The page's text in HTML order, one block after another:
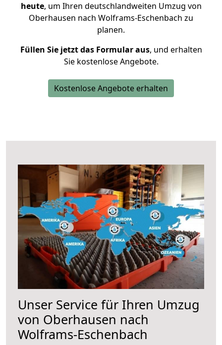
heute, um Ihren deutschlandweiten Umzug von
Oberhausen nach Wolframs-Eschenbach zu
planen.
Füllen Sie jetzt das Formular aus, und erhalten
Sie kostenlose Angebote.
Kostenlose Angebote erhalten
Unser Service für Ihren Umzug
von Oberhausen nach
Wolframs-Eschenbach